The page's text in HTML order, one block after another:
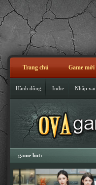
Trang chủ Game mới
Hành động Indie Nhập vai
game hot: